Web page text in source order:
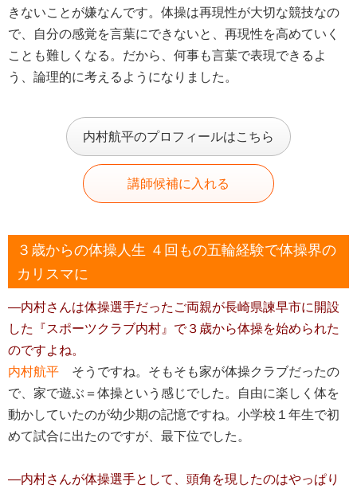
きないことが嫌なんです。体操は再現性が大切な競技なの
で、自分の感覚を言葉にできないと、再現性を高めていく
ことも難しくなる。だから、何事も言葉で表現できるよ
う、論理的に考えるようになりました。
内村航平のプロフィールはこちら
講師候補に入れる
３歳からの体操人生 ４回もの五輪経験で体操界の
カリスマに
―内村さんは体操選手だったご両親が長崎県諫早市に開設
した『スポーツクラブ内村』で３歳から体操を始められた
のですよね。
内村航平 そうですね。そもそも家が体操クラブだったの
で、家で遊ぶ＝体操という感じでした。自由に楽しく体を
動かしていたのが幼少期の記憶ですね。小学校１年生で初
めて試合に出たのですが、最下位でした。
―内村さんが体操選手として、頭角を現したのはやっぱり